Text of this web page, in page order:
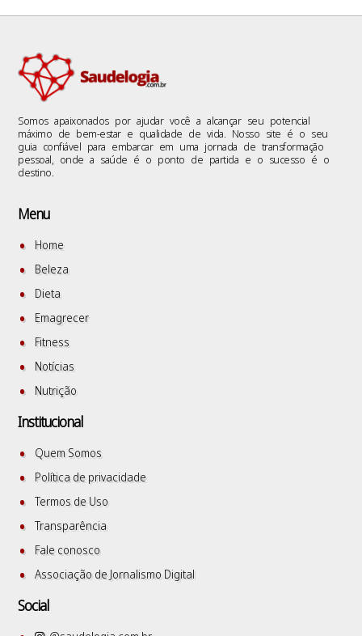
Somos apaixonados por ajudar você a alcançar seu potencial
máximo de bem-estar e qualidade de vida. Nosso site é o seu
guia confiável para embarcar em uma jornada de transformação
pessoal, onde a saúde é o ponto de partida e o sucesso é o
destino.
Menu
Home
Beleza
Dieta
Emagrecer
Fitness
Notícias
Nutrição
Institucional
Quem Somos
Política de privacidade
Termos de Uso
Transparência
Fale conosco
Associação de Jornalismo Digital
Social